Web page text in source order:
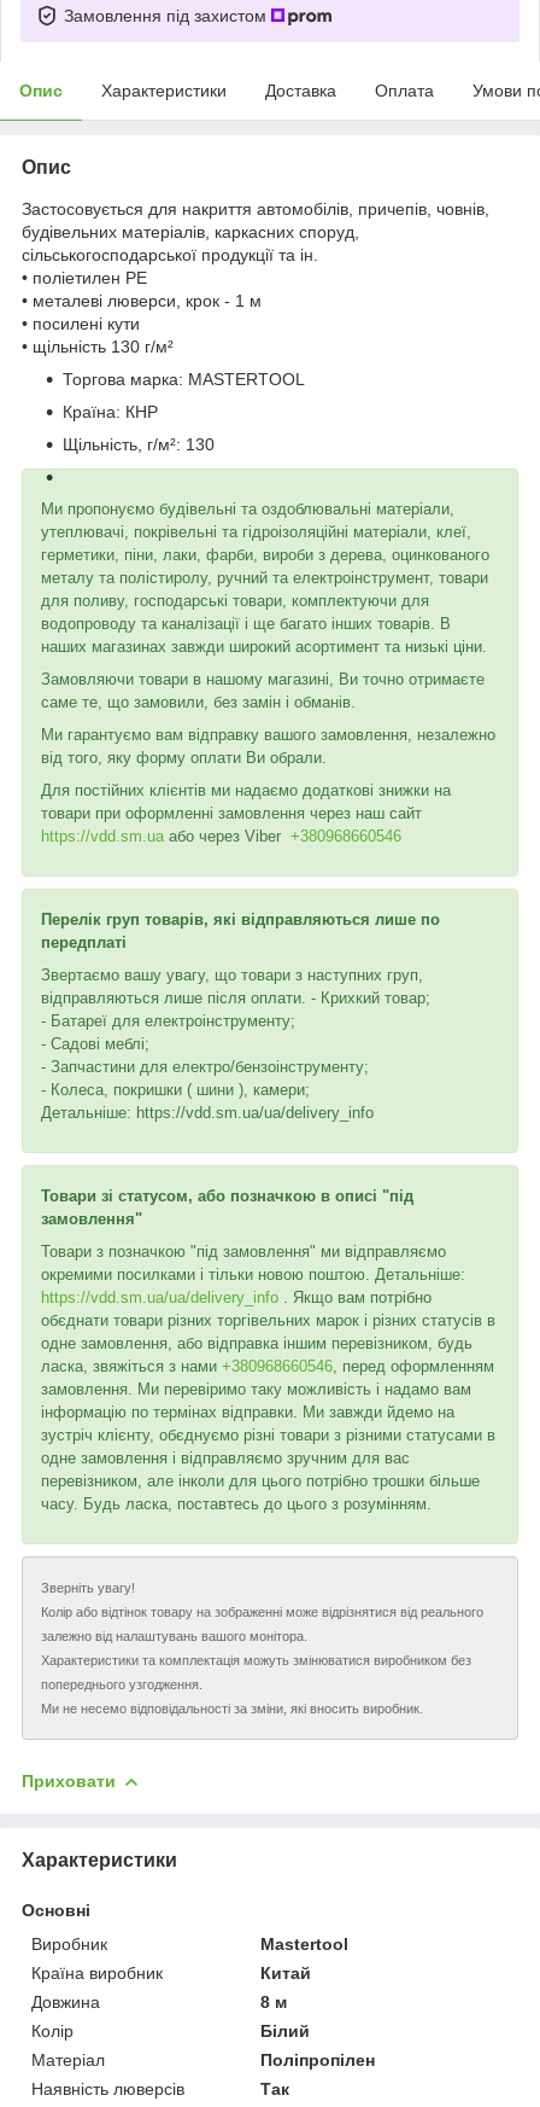
Замовлення під захистом
Опис Характеристики Доставка Оплата Умови
Опис
Застосовується для накриття автомобілів, причепів, човнів,
будівельних матеріалів, каркасних споруд,
сільськогосподарської продукції та ін.
• поліетилен РЕ
• металеві люверси, крок - 1 м
• посилені кути
• щільність 130 г/м²
Торгова марка: MASTERTOOL
Країна: КНР
Щільність, г/м²: 130
Ми пропонуємо будівельні та оздоблювальні матеріали,
утеплювачі, покрівельні та гідроізоляційні матеріали, клеї,
герметики, піни, лаки, фарби, вироби з дерева, оцинкованого
металу та полістиролу, ручний та електроінструмент, товари
для поливу, господарські товари, комплектуючи для
водопроводу та каналізації і ще багато інших товарів. В
наших магазинах завжди широкий асортимент та низькі ціни.
Замовляючи товари в нашому магазині, Ви точно отримаєте
саме те, що замовили, без замін і обманів.
Ми гарантуємо вам відправку вашого замовлення, незалежно
від того, яку форму оплати Ви обрали.
Для постійних клієнтів ми надаємо додаткові знижки на
товари при оформленні замовлення через наш сайт
https://vdd.sm.ua або через Viber +380968660546
Перелік груп товарів, які відправляються лише по
передплаті
Звертаємо вашу увагу, що товари з наступних груп,
відправляються лише після оплати. - Крихкий товар;
- Батареї для електроінструменту;
- Садові меблі;
- Запчастини для електро/бензоінструменту;
- Колеса, покришки ( шини ), камери;
Детальніше: https://vdd.sm.ua/ua/delivery_info
Товари зі статусом, або позначкою в описі "під
замовлення"
Товари з позначкою "під замовлення" ми відправляємо
окремими посилками і тільки новою поштою. Детальніше:
https://vdd.sm.ua/ua/delivery_info . Якщо вам потрібно
обєднати товари різних торгівельних марок і різних статусів в
одне замовлення, або відправка іншим перевізником, будь
ласка, звяжіться з нами +380968660546 , перед оформленням
замовлення. Ми перевіримо таку можливість і надамо вам
інформацію по термінах відправки. Ми завжди йдемо на
зустріч клієнту, обєднуємо різні товари з різними статусами в
одне замовлення і відправляємо зручним для вас
перевізником, але інколи для цього потрібно трошки більше
часу. Будь ласка, поставтесь до цього з розумінням.
Зверніть увагу!
Колір або відтінок товару на зображенні може відрізнятися від реального
залежно від налаштувань вашого монітора.
Характеристики та комплектація можуть змінюватися виробником без
попереднього узгодження.
Ми не несемо відповідальності за зміни, які вносить виробник.
Приховати
Характеристики
Основні
Виробник
Mastertool
Країна виробник
Китай
Довжина
8 м
Колір
Білий
Матеріал
Поліпропілен
Наявність люверсів
Так